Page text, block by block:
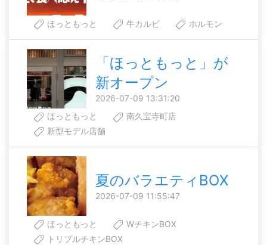
ほっともっと 牛カルビ ホルモン
「ほっともっと」が
新オープン
2026-07-09 13:31:20
ほっともっと
南久宝寺町店
新型モデル店舗
夏のバラエティBOX
2026-07-09 11:55:47
ほっともっと
WチキンBOX
トリプルチキンBOX